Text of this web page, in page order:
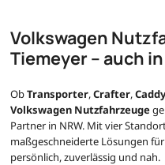
Volkswagen
Tiemeyer – auch
ObTransporter,Crafter,Caddy
Volkswagen Nutzfahrzeuge
Partner in NRW. Mit vier
maßgeschneiderte Lösungen für
persönlich, zuverlässig und nah.